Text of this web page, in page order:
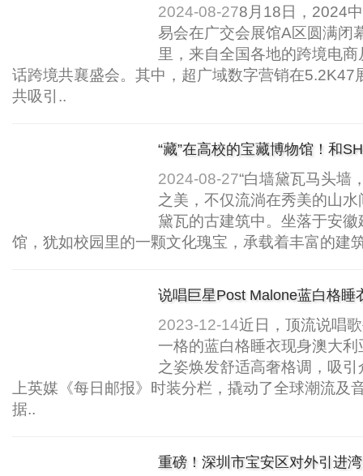
2024-08-278月18日，2024
易会在广交会展馆A区圆满闭
里，来自全国各地的跨境电
话跨境共襄盛会。其中，超广域数字营销在5.2K47
共吸引..
“藏”在高校的宝藏博物馆！和
2024-08-27“白墙黛瓦马头墙
之美，不仅流淌在秀美的山
黛瓦的古建筑中。坐落于安
馆，犹如校园里的一颗文化瑰宝，承载着丰富的建
说唱巨星Post Malone蓝白格睡
2023-12-14近日，顶流说唱
一格的蓝白格睡衣现身澳大
之姿焕发舒适高奢格调，吸
上英媒《每日邮报》时装分栏，撬动了全球潮流及
据..
重磅！深圳市宝安区对外引进